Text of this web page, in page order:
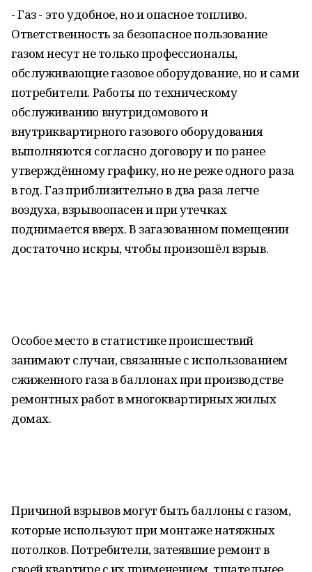
- Газ - это удобное, но и опасное топливо.
Ответственность за безопасное пользование
газом несут не только профессионалы,
обслуживающие газовое оборудование, но и сами
потребители. Работы по техническому
обслуживанию внутридомового и
внутриквартирного газового оборудования
выполняются согласно договору и по ранее
утверждённому графику, но не реже одного раза
в год. Газ приблизительно в два раза легче
воздуха, взрывоопасен и при утечках
поднимается вверх. В загазованном помещении
достаточно искры, чтобы произошёл взрыв.
Особое место в статистике происшествий
занимают случаи, связанные с использованием
сжиженного газа в баллонах при производстве
ремонтных работ в многоквартирных жилых
домах.
Причиной взрывов могут быть баллоны с газом,
которые используют при монтаже натяжных
потолков. Потребители, затеявшие ремонт в